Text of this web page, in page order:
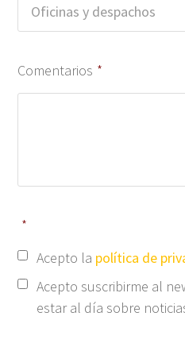
Comentarios *
*
Acepto la política de
Acepto suscribirme al
estar al día sobre